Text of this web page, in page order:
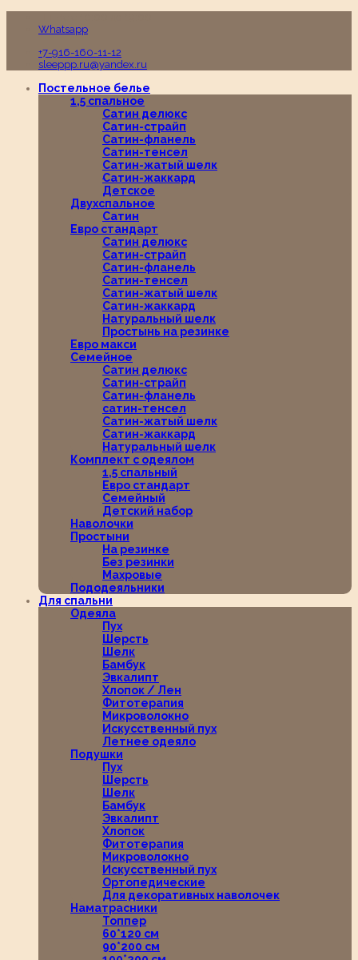
Whatsapp
+7-916-160-11-12
sleeppp.ru@yandex.ru
Постельное белье
1,5 спальное
Сатин делюкс
Сатин-страйп
Сатин-фланель
Сатин-тенсел
Сатин-жатый шелк
Сатин-жаккард
Детское
Двухспальное
Сатин
Евро стандарт
Сатин делюкс
Сатин-страйп
Сатин-фланель
Сатин-тенсел
Сатин-жатый шелк
Сатин-жаккард
Натуральный шелк
Простынь на резинке
Евро макси
Семейное
Сатин делюкс
Сатин-страйп
Сатин-фланель
сатин-тенсел
Сатин-жатый шелк
Сатин-жаккард
Натуральный шелк
Комплект с одеялом
1,5 спальный
Евро стандарт
Семейный
Детский набор
Наволочки
Простыни
На резинке
Без резинки
Махровые
Пододеяльники
Для спальни
Одеяла
Пух
Шерсть
Шелк
Бамбук
Эвкалипт
Хлопок / Лен
Фитотерапия
Микроволокно
Искусственный пух
Летнее одеяло
Подушки
Пух
Шерсть
Шелк
Бамбук
Эвкалипт
Хлопок
Фитотерапия
Микроволокно
Искусственный пух
Ортопедические
Для декоративных наволочек
Наматрасники
Топпер
60*120 см
90*200 см